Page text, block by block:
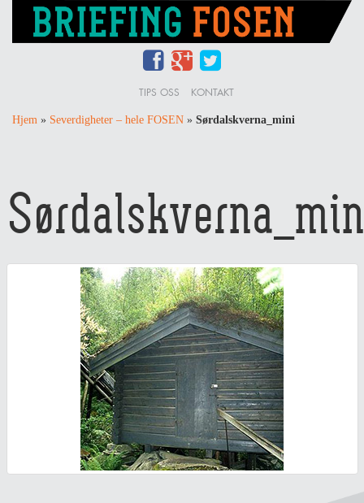
TIPS OSS KONTAKT
Hjem » Severdigheter – hele FOSEN » Sørdalskverna_mini